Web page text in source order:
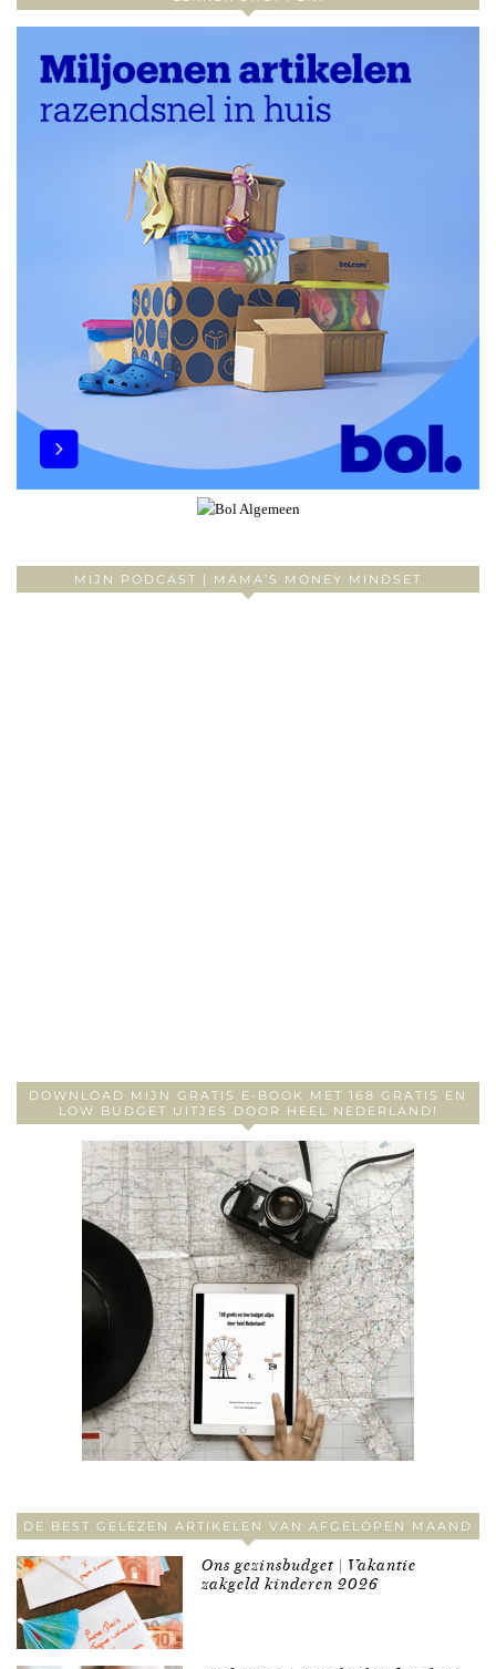
MIJN PODCAST | MAMA’S MONEY MINDSET
DOWNLOAD MIJN GRATIS E-BOOK MET 168 GRATIS EN
LOW BUDGET UITJES DOOR HEEL NEDERLAND!
DE BEST GELEZEN ARTIKELEN VAN AFGELOPEN MAAND
Ons gezinsbudget | Vakantie
zakgeld kinderen 2026